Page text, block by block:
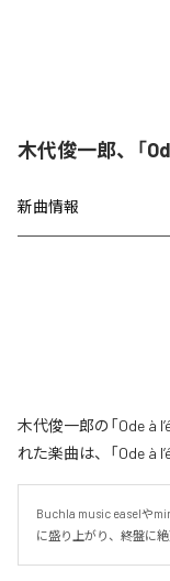
木代俊一郎、「
新曲情報
木代俊一郎の「Ode à
れた楽曲は、「Ode à
Buchla music easelや
に盛り上がり、終盤に